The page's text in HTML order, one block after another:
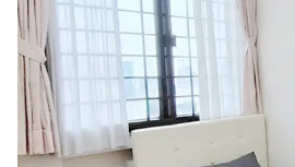
房型类别：Common。
参考月租：S$1,250 /月起，最终以
附近学校：Ngee Ann